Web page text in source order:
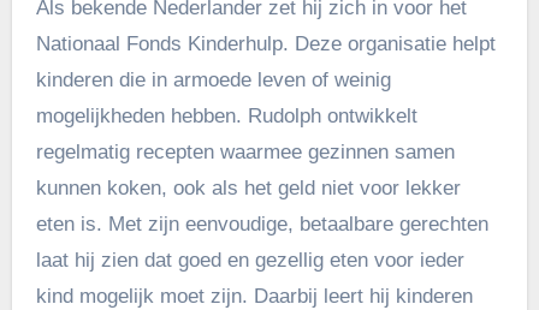
Als bekende Nederlander zet hij zich in voor het
Nationaal Fonds Kinderhulp. Deze organisatie helpt
kinderen die in armoede leven of weinig
mogelijkheden hebben. Rudolph ontwikkelt
regelmatig recepten waarmee gezinnen samen
kunnen koken, ook als het geld niet voor lekker
eten is. Met zijn eenvoudige, betaalbare gerechten
laat hij zien dat goed en gezellig eten voor ieder
kind mogelijk moet zijn. Daarbij leert hij kinderen